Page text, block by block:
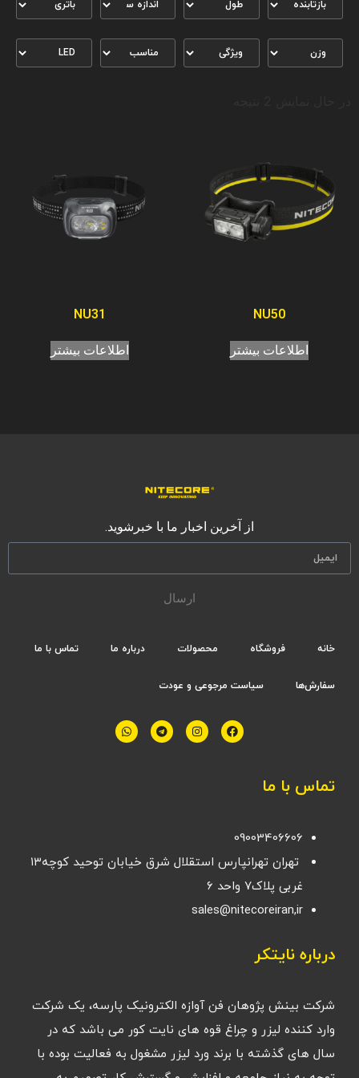
NU50
اطلاعات بیشتر
NU31
اطلاعات بیشتر
از آخرین اخبار ما با خبرشوید.
ارسال
خانه فروشگاه محصولات درباره ما تماس با ما
سفارش‌ها سیاست مرجوعی و عودت
تماس با ما
09003406606
تهران تهرانپارس استقلال شرق خیابان توحید کوچه۱۳
غربی پلاک۷ واحد ۶
sales@nitecoreiran,ir
درباره نایتکر
شرکت بینش پژوهان فن آوازه الکترونیک پارسه، یک شرکت
وارد کننده لیزر و چراغ قوه های نایت کور می باشد که در
سال های گذشته با برند ورد لیزر مشغول به فعالیت بوده با